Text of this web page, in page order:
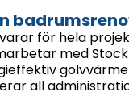
för hela
med
all